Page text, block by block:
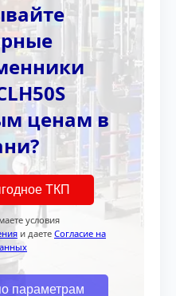
ценам в
ТКП
условия
и даете Согласие на
параметрам